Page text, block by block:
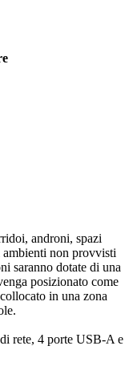
androni, spazi
non provvisti
saranno dotate di una
posizionato come
in una zona
rete, 4 porte USB-A e